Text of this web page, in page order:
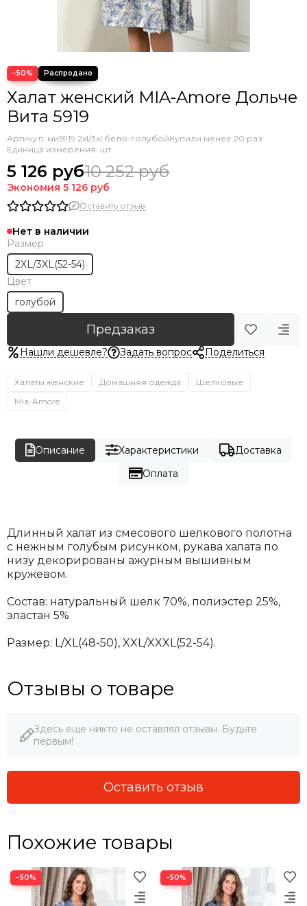
−50%
Халат женский MIA-Amore Дольче
Вита 5919
Артикул: ми5919 2xl/3xl бело-голубойКупили менее 20 раз
Единица измерения: шт
5 126 руб10 252 руб
Экономия 5 126 руб
Оставить отзыв
Нет в наличии
Размер
2XL/3XL(52-54)
Цвет
голубой
Предзаказ
Нашли дешевле? Задать вопрос Поделиться
Халаты женские Домашняя одежда
Шелковые
Mia-Amore
Описание Характеристики
Доставка
Оплата
Длинный халат из смесового шелкового полотна
с нежным голубым рисунком, рукава халата по
низу декорированы ажурным вышивным
кружевом.
Состав: натуральный шелк 70%, полиэстер 25%,
эластан 5%
Размер: L/XL(48-50), XXL/XXXL(52-54).
Отзывы о товаре
Здесь еще никто не оставлял отзывы. Будьте
первым!
Оставить отзыв
Похожие товары
−50% −50%